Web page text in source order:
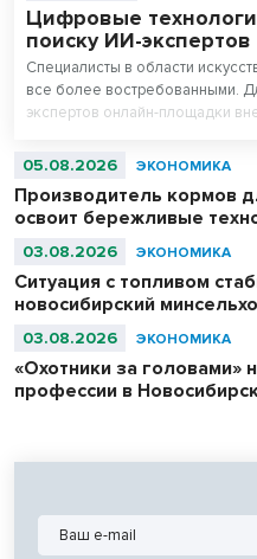
Цифровые
поиску ИИ-экспертов
Специалисты в области
все более востребованными.
экспертов онлайн-площадки
05.08.2026 ЭКОНОМИКА
Производитель кормов
освоит бережливые
03.08.2026 ЭКОНОМИКА
Ситуация с топливом
новосибирский
03.08.2026 ЭКОНОМИКА
«Охотники за
профессии в